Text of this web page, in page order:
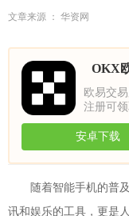
文章来源 ： 华资网
OKX
欧易交
注册可
安卓下载
随着智能手机的普
讯和娱乐的工具，更是